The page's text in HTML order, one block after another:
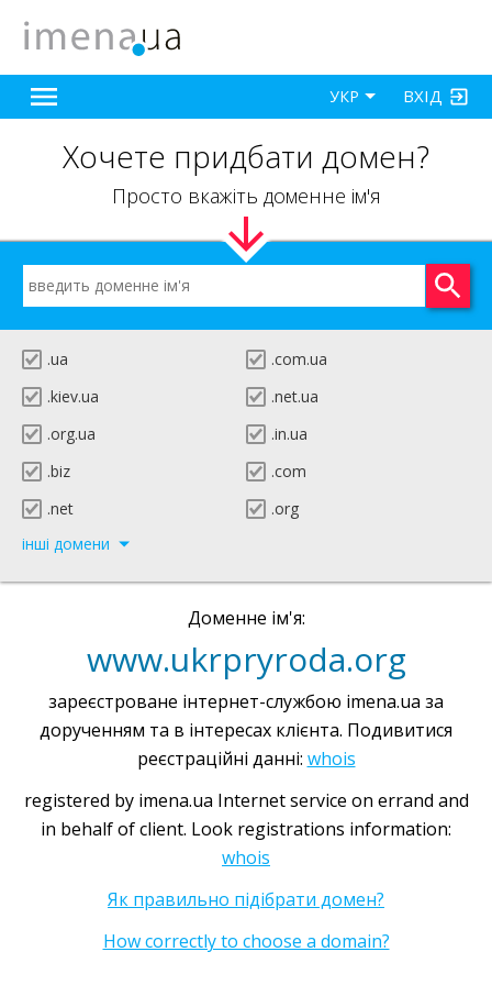
ВХІД
УКР
Хочете придбати домен?
Просто вкажіть доменне ім'я
.ua
.com.ua
.kiev.ua
.net.ua
.org.ua
.in.ua
.biz
.com
.net
.org
інші домени
Доменне ім'я:
www.ukrpryroda.org
зареєстроване інтернет-службою imena.ua за
дорученням та в інтересах клієнта. Подивитися
реєстраційні данні: whois
registered by imena.ua Internet service on errand and
in behalf of client. Look registrations information:
whois
Як правильно підібрати домен?
How correctly to choose a domain?